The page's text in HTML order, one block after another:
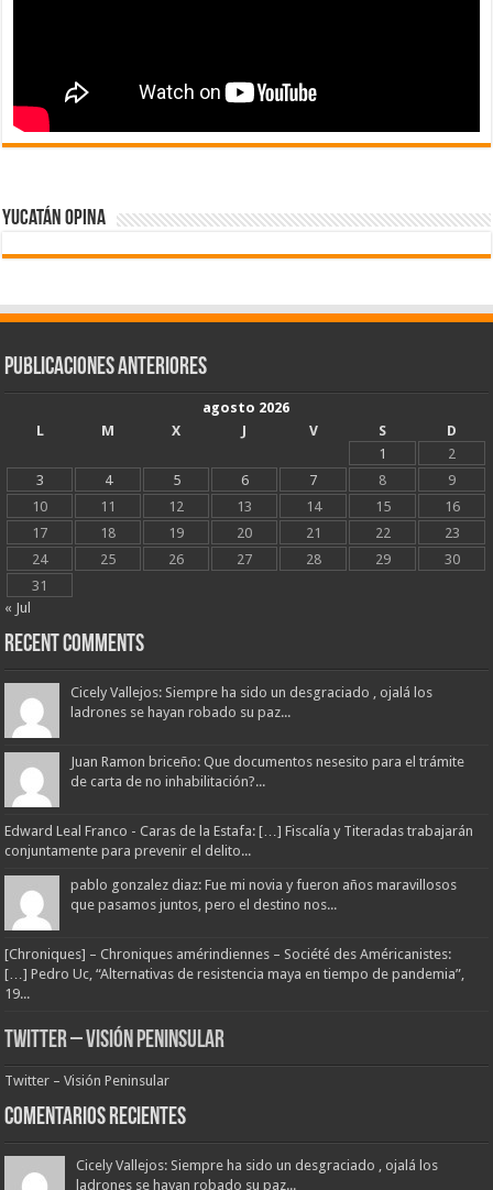
Yucatán Opina
Publicaciones Anteriores
agosto 2026
L
M X J V S
D
1
2
3
4 5 6 7 8
9
10
11 12 13 14 15
16
17
18 19 20 21 22
23
24
25 26 27 28 29
30
31
« Jul
Recent Comments
Cicely Vallejos: Siempre ha sido un desgraciado , ojalá los
ladrones se hayan robado su paz...
Juan Ramon briceño: Que documentos nesesito para el trámite
de carta de no inhabilitación?...
Edward Leal Franco - Caras de la Estafa: […] Fiscalía y Titeradas trabajarán
conjuntamente para prevenir el delito...
pablo gonzalez diaz: Fue mi novia y fueron años maravillosos
que pasamos juntos, pero el destino nos...
[Chroniques] – Chroniques amérindiennes – Société des Américanistes:
[…] Pedro Uc, “Alternativas de resistencia maya en tiempo de pandemia”,
19...
Twitter – Visión Peninsular
Twitter – Visión Peninsular
Comentarios Recientes
Cicely Vallejos: Siempre ha sido un desgraciado , ojalá los
ladrones se hayan robado su paz...